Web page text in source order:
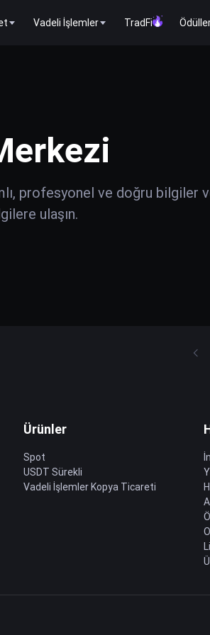
Vadeli İşlemler TradFi
profesyonel ve doğru
ulaşın.
Ürünler
Spot
USDT Sürekli
Vadeli İşlemler Kopya Ticareti